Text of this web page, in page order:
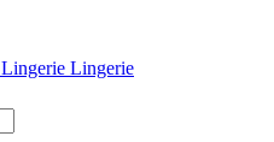
Lingerie Lingerie